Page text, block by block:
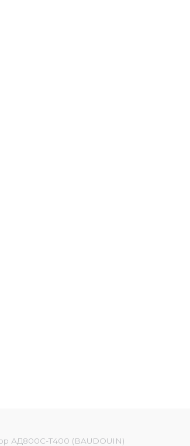
АД800С-Т400 (BAUDOUIN)